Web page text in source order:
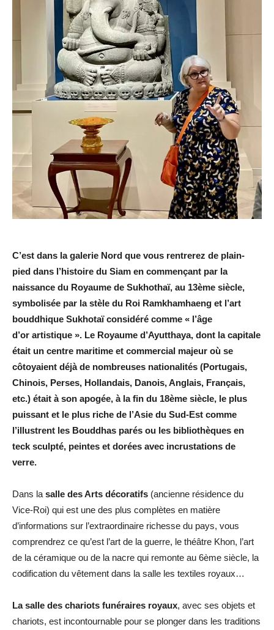
C’est dans la galerie Nord que vous rentrerez de plain-
pied dans l’histoire du Siam en commençant par la
naissance du Royaume de Sukhothaï, au 13ème siècle,
symbolisée par la stèle du Roi Ramkhamhaeng et l’art
bouddhique Sukhotaï considéré comme « l’âge
d’or artistique ». Le Royaume d’Ayutthaya, dont la capitale
était un centre maritime et commercial majeur où se
côtoyaient déjà de nombreuses nationalités (Portugais,
Chinois, Perses, Hollandais, Danois, Anglais, Français,
etc.) était à son apogée, à la fin du 18ème siècle, le plus
puissant et le plus riche de l’Asie du Sud-Est comme
l’illustrent les Bouddhas parés ou les bibliothèques en
teck sculpté, peintes et dorées avec incrustations de
verre.
Dans la salle des Arts décoratifs (ancienne résidence du
Vice-Roi) qui est une des plus complètes en matière
d’informations sur l’extraordinaire richesse du pays, vous
comprendrez ce qu’est l’art de la guerre, le théâtre Khon, l’art
de la céramique ou de la nacre qui remonte au 6ème siècle, la
codification du vêtement dans la salle les textiles royaux…
La salle des chariots funéraires royaux, avec ses objets et
chariots, est incontournable pour se plonger dans les traditions